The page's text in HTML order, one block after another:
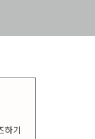
하기